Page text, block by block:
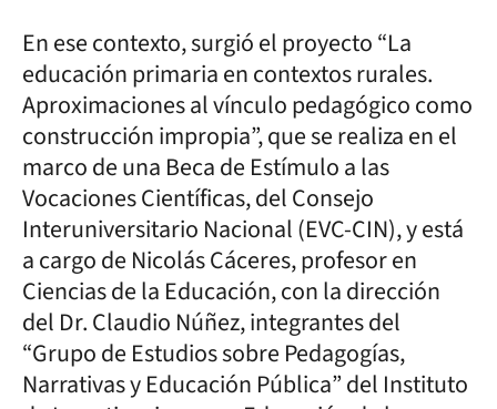
En ese contexto, surgió el proyecto “La
educación primaria en contextos rurales.
Aproximaciones al vínculo pedagógico como
construcción impropia”, que se realiza en el
marco de una Beca de Estímulo a las
Vocaciones Científicas, del Consejo
Interuniversitario Nacional (EVC-CIN), y está
a cargo de Nicolás Cáceres, profesor en
Ciencias de la Educación, con la dirección
del Dr. Claudio Núñez, integrantes del
“Grupo de Estudios sobre Pedagogías,
Narrativas y Educación Pública” del Instituto